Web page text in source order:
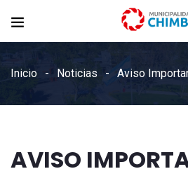
Inicio Noticias Aviso
AVISO